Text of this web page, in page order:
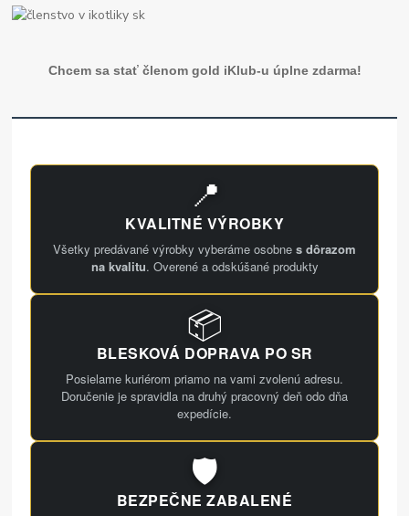
Chcem sa stať členom gold iKlub-u úplne zdarma!
📍
KVALITNÉ VÝROBKY
Všetky predávané výrobky vyberáme osobne s dôrazom
na kvalitu. Overené a odskúšané produkty
📦
BLESKOVÁ DOPRAVA PO SR
Posielame kuriérom priamo na vami zvolenú adresu.
Doručenie je spravidla na druhý pracovný deň odo dňa
expedície.
🛡️
BEZPEČNE ZABALENÉ